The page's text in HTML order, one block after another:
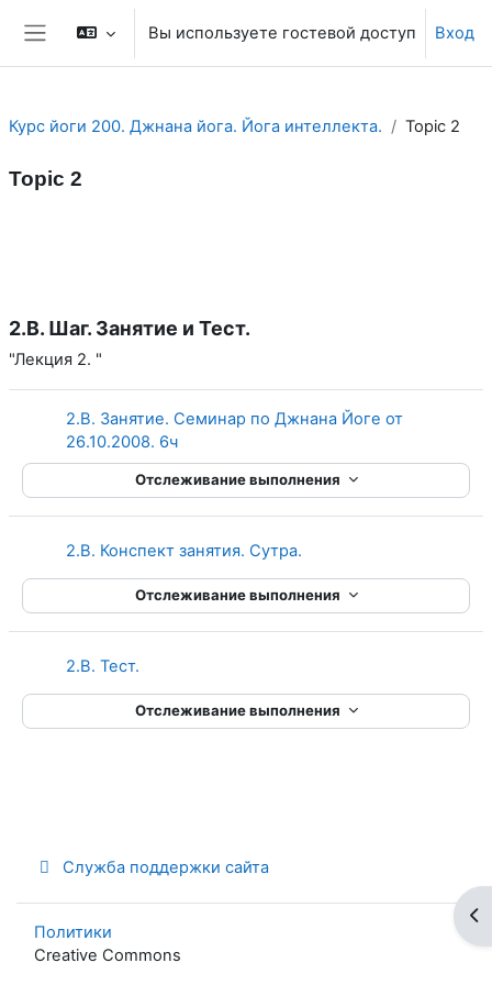
Перейти к основному содержанию
Боковая панель
Вы используете гостевой доступ Вход
Курс йоги 200. Джнана йога. Йога интеллекта. Topic 2
Topic 2
2.B. Шаг. Занятие и Тест.
"Лекция 2. "
2.B. Занятие. Семинар по Джнана Йоге от
26.10.2008. 6чСтраница
Отслеживание выполнения
2.B. Конспект занятия. Сутра.
Отслеживание выполнения
2.B. Тест.
Отслеживание выполнения
Служба поддержки сайта
Политики
Creative Commons